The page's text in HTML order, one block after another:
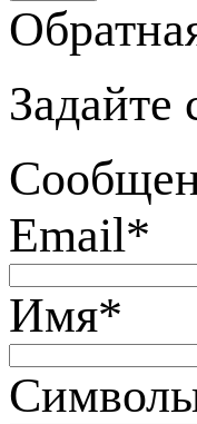
Задайте
Email*
Имя*